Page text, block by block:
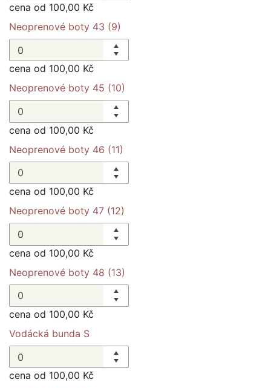
cena od 100,00 Kč
Neoprenové boty 43 (9)
cena od 100,00 Kč
Neoprenové boty 45 (10)
cena od 100,00 Kč
Neoprenové boty 46 (11)
cena od 100,00 Kč
Neoprenové boty 47 (12)
cena od 100,00 Kč
Neoprenové boty 48 (13)
cena od 100,00 Kč
Vodácká bunda S
cena od 100,00 Kč